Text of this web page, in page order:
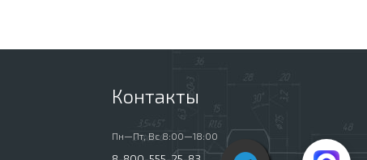
Контакты
Пн—Пт, Вс 8:00—18:00